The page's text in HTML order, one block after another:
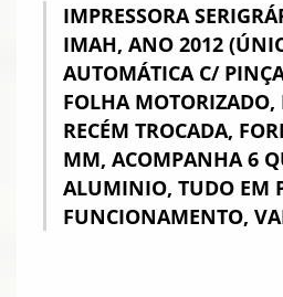
IMPRESSORA
IMAH, ANO 2012
AUTOMÁTICA C/
FOLHA
RECÉM TROCADA,
MM, ACOMPANHA 6
ALUMINIO, TUDO EM
FUNCIONAMENTO,